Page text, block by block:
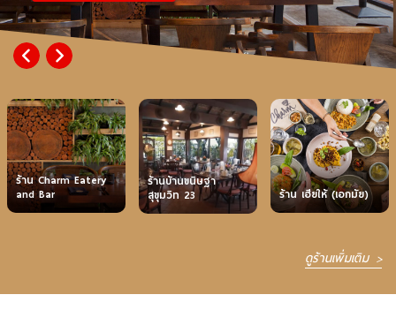
ร้าน Charm Eatery
and Bar
ร้านบ้านขนิษฐา
สุขุมวิท 23
ร้าน เฮียให้ (เอกมัย)
ดูร้านเพิ่มเติม